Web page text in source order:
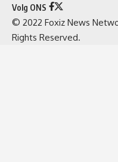
Volg ONS
© 2022 Foxiz News
Rights Reserved.